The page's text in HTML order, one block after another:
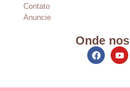
Contato
Anuncie
Onde